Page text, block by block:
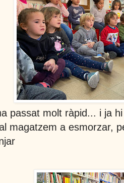
passat molt ràpid... i ja
magatzem a esmorzar,